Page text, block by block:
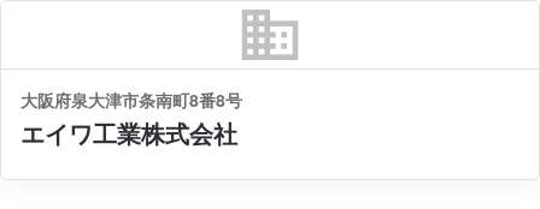
business
大阪府泉大津市条南町8番8号
エイワ工業株式会社